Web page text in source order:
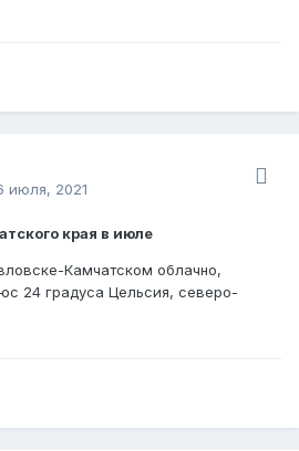
июля, 2021
края в июле
Камчатском облачно,
24 градуса Цельсия, северо-